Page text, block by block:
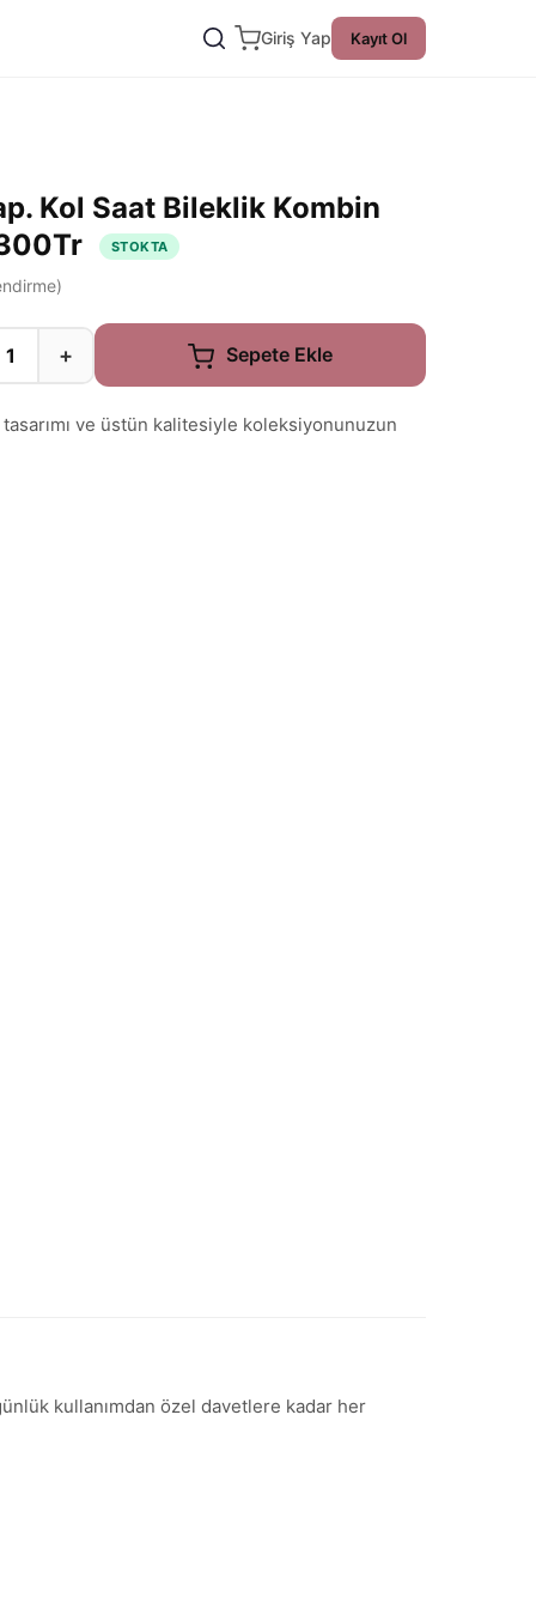
Giriş Yap Kayıt Ol
Kol Saat Bileklik Kombin
STOKTA
+ Sepete Ekle
ve üstün kalitesiyle koleksiyonunuzun
kullanımdan özel davetlere kadar her